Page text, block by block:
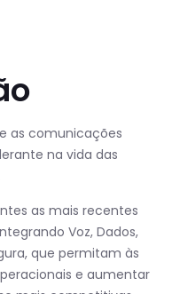
as comunicações
na vida das
as mais recentes
Voz, Dados,
que permitam às
e aumentar